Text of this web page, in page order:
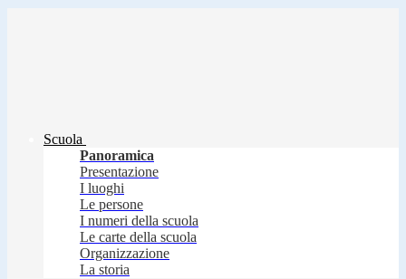
Scuola
Panoramica
Presentazione
I luoghi
Le persone
I numeri della scuola
Le carte della scuola
Organizzazione
La storia